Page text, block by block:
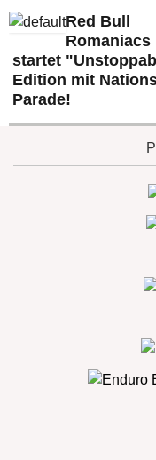
Red Bull
Romaniacs
startet
Edition mit
Parade!